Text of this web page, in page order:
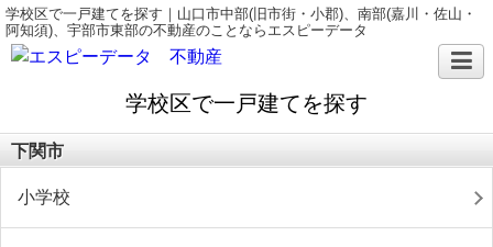
学校区で一戸建てを探す｜山口市中部(旧市街・小郡)、南部(嘉川・佐山・
阿知須)、宇部市東部の不動産のことならエスピーデータ
学校区で一戸建てを探す
下関市
小学校